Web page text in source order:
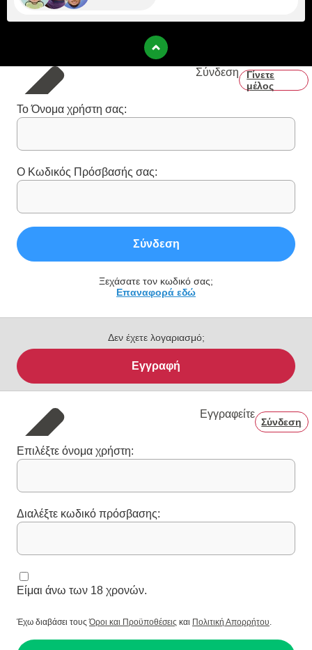
Σύνδεση
Γίνετε
μέλος
Το Όνομα χρήστη σας:
Ο Κωδικός Πρόσβασής σας:
Σύνδεση
Ξεχάσατε τον κωδικό σας;
Επαναφορά εδώ
Δεν έχετε λογαριασμό;
Εγγραφή
Εγγραφείτε
Σύνδεση
Επιλέξτε όνομα χρήστη:
Διαλέξτε κωδικό πρόσβασης:
Είμαι άνω των 18 χρονών.
Έχω διαβάσει τουςΌροι και Προϋποθέσεις και Πολιτική Απορρήτου.